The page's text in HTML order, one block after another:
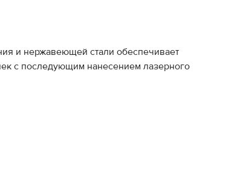
и нержавеющей стали обеспечивает
с последующим нанесением лазерного